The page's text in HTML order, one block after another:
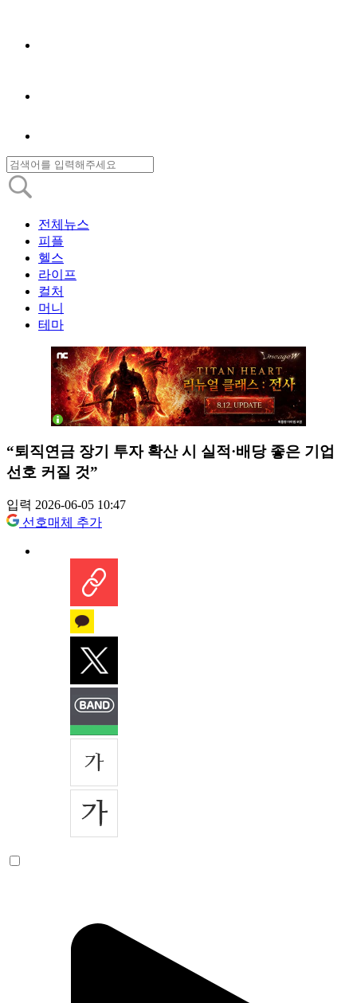
전체뉴스
피플
헬스
라이프
컬처
머니
테마
“퇴직연금 장기 투자 확산 시 실적·배당 좋은 기업
선호 커질 것”
입력 2026-06-05 10:47
선호매체 추가